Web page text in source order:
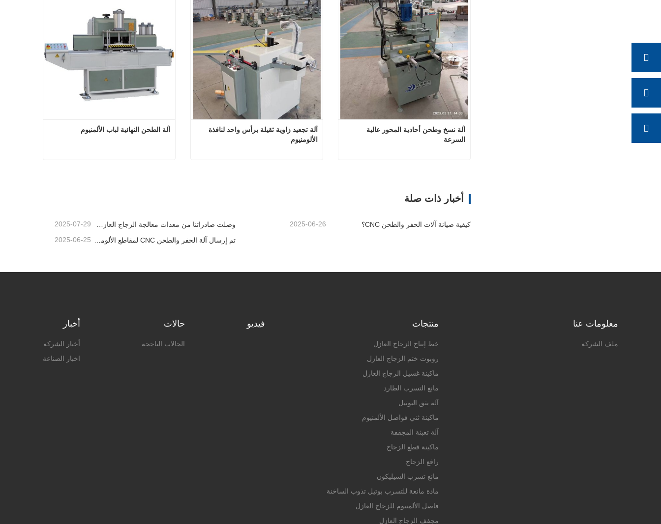
آلة الطحن النهائية لباب الألمنيوم
الألومنيوم
السرعة
أخبار ذات صلة
2025-07-29 كيفية صيانة آلات الحفر والطحن CNC؟ 2025-06-26
تم إرسال آلة الحفر والطحن CNC لمقاطع الألومنيوم إلى الإمارات العربية المتحدة 2025-06-25
معلومات عنا
ملف الشركة
منتجات
خط إنتاج الزجاج العازل
روبوت ختم الزجاج العازل
ماكينة غسيل الزجاج العازل
مانع التسرب الطارد
آلة بثق البوتيل
ماكينة ثني فواصل الألمنيوم
آلة تعبئة المجففة
ماكينة قطع الزجاج
رافع الزجاج
مانع تسرب السيليكون
مادة مانعة للتسرب بوتيل تذوب الساخنة
فاصل الألمنيوم للزجاج العازل
مجفف الزجاج العازل
فيديو حالات
الحالات الناجحة
أخبار
أخبار الشركة
اخبار الصناعة